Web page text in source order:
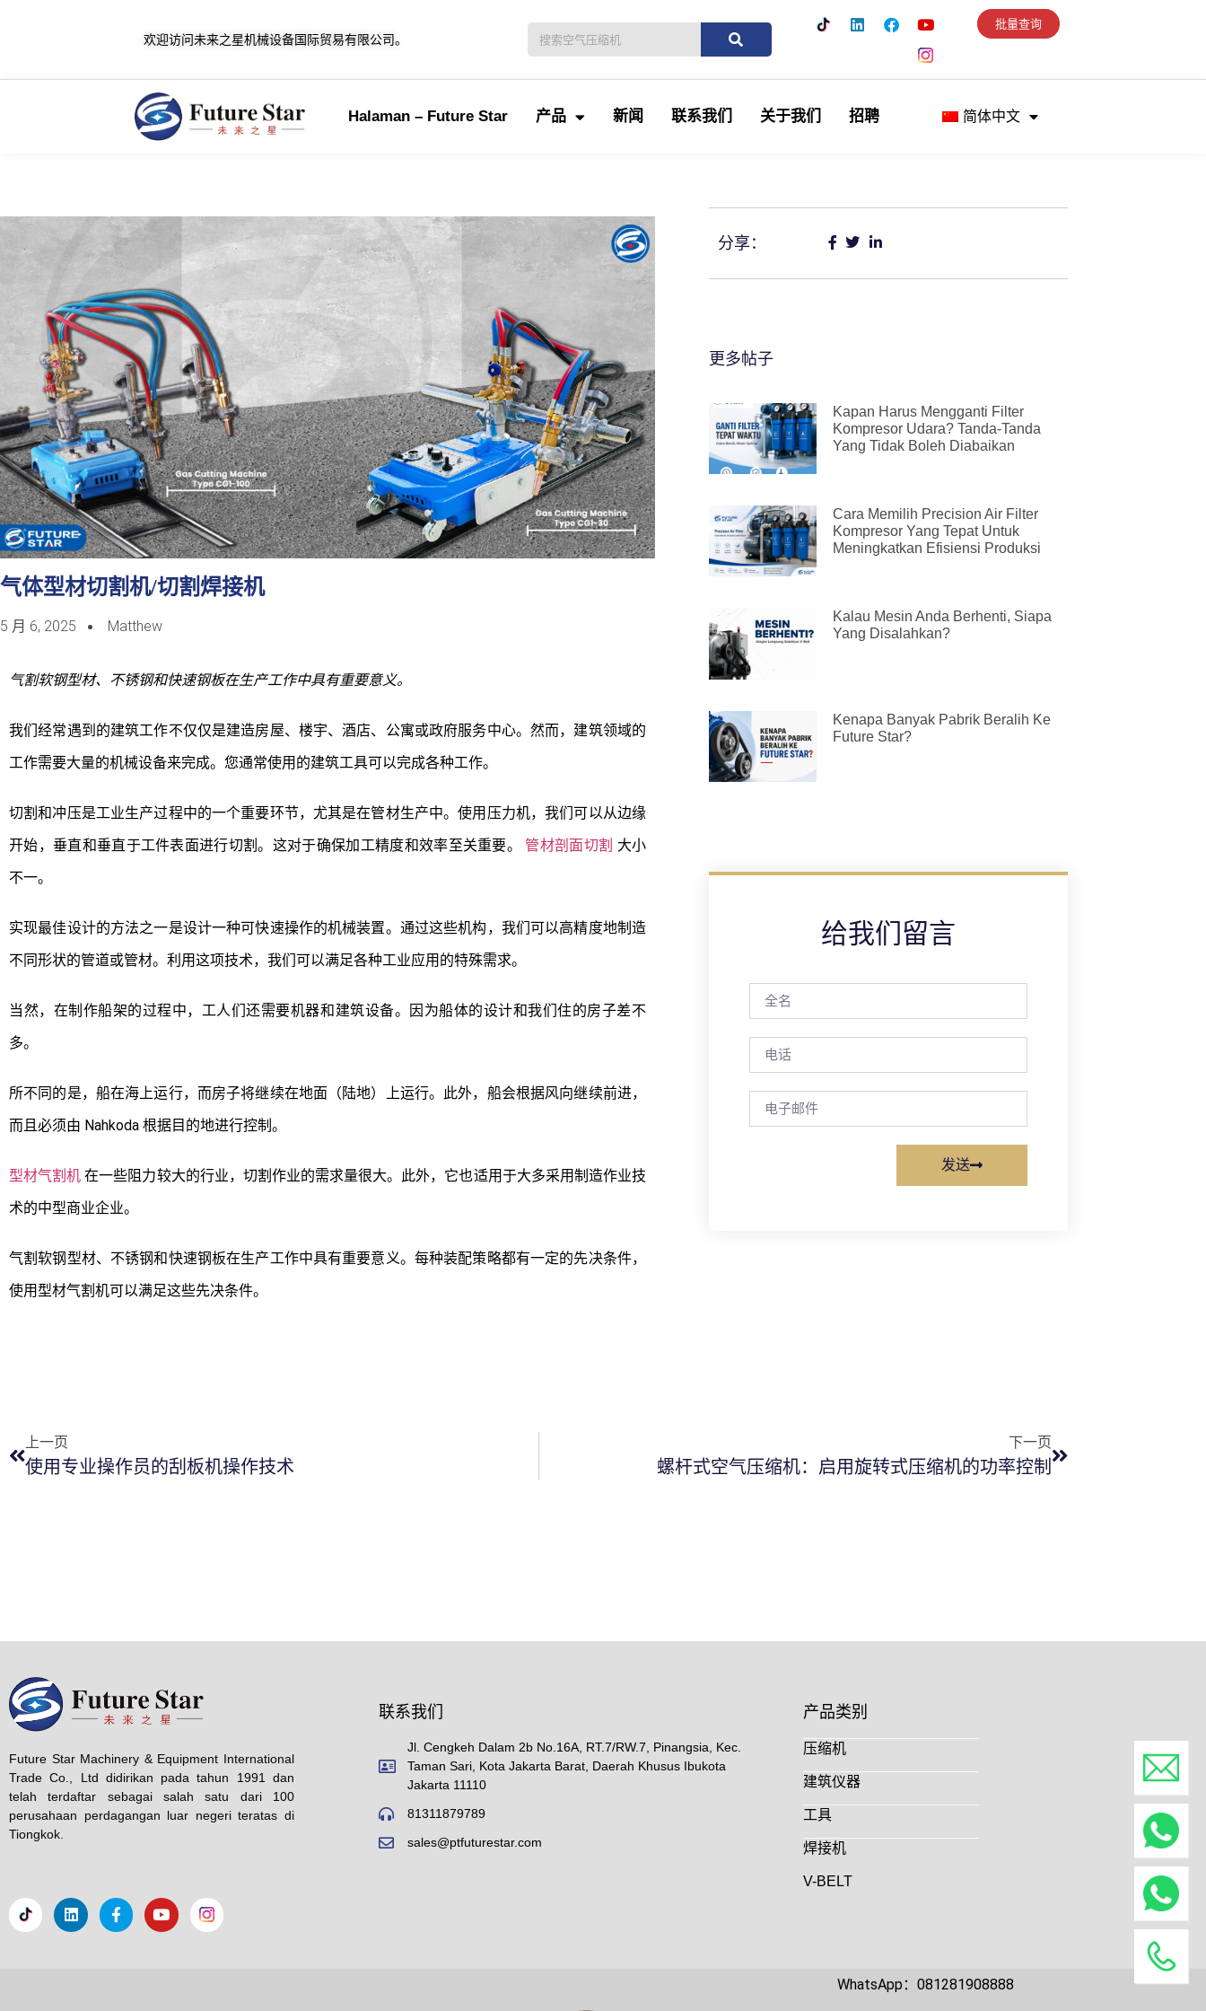
欢迎访问未来之星机械设备国际贸易有限公司。
批量查询
Halaman – Future Star 产品 新闻 联系我们 关于我们 招聘 简体中文
气体型材切割机/切割焊接机
5 月 6, 2025 Matthew
气割软钢型材、不锈钢和快速钢板在生产工作中具有重要意义。
我们经常遇到的建筑工作不仅仅是建造房屋、楼宇、酒店、公寓或政府服务中心。然而，建筑领域的
工作需要大量的机械设备来完成。您通常使用的建筑工具可以完成各种工作。
切割和冲压是工业生产过程中的一个重要环节，尤其是在管材生产中。使用压力机，我们可以从边缘
开始，垂直和垂直于工件表面进行切割。这对于确保加工精度和效率至关重要。 管材剖面切割 大小
不一。
实现最佳设计的方法之一是设计一种可快速操作的机械装置。通过这些机构，我们可以高精度地制造
不同形状的管道或管材。利用这项技术，我们可以满足各种工业应用的特殊需求。
当然，在制作船架的过程中，工人们还需要机器和建筑设备。因为船体的设计和我们住的房子差不
多。
所不同的是，船在海上运行，而房子将继续在地面（陆地）上运行。此外，船会根据风向继续前进，
而且必须由 Nahkoda 根据目的地进行控制。
型材气割机在一些阻力较大的行业，切割作业的需求量很大。此外，它也适用于大多采用制造作业技
术的中型商业企业。
气割软钢型材、不锈钢和快速钢板在生产工作中具有重要意义。每种装配策略都有一定的先决条件，
使用型材气割机可以满足这些先决条件。
分享：
更多帖子
Kapan Harus Mengganti Filter
Kompresor Udara? Tanda-Tanda
Yang Tidak Boleh Diabaikan
Cara Memilih Precision Air Filter
Kompresor Yang Tepat Untuk
Meningkatkan Efisiensi Produksi
Kalau Mesin Anda Berhenti, Siapa
Yang Disalahkan?
Kenapa Banyak Pabrik Beralih Ke
Future Star?
给我们留言
发送
上一页
使用专业操作员的刮板机操作技术
下一页
螺杆式空气压缩机：启用旋转式压缩机的功率控制
Future Star Machinery & Equipment International
Trade Co., Ltd didirikan pada tahun 1991 dan
telah terdaftar sebagai salah satu dari 100
perusahaan perdagangan luar negeri teratas di
Tiongkok.
联系我们
Jl. Cengkeh Dalam 2b No.16A, RT.7/RW.7, Pinangsia, Kec.
Taman Sari, Kota Jakarta Barat, Daerah Khusus Ibukota
Jakarta 11110
81311879789
sales@ptfuturestar.com
产品类别
压缩机
建筑仪器
工具
焊接机
V-BELT
WhatsApp：081281908888